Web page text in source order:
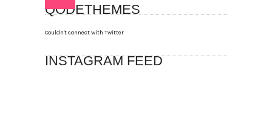
QODETHEMES
Couldn't connect with Twitter
INSTAGRAM FEED